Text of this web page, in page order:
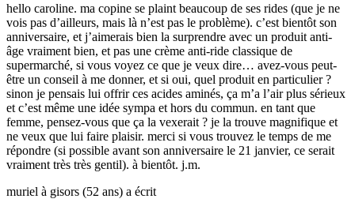
hello caroline. ma copine se plaint beaucoup de ses rides (que je ne
vois pas d’ailleurs, mais là n’est pas le problème). c’est bientôt son
anniversaire, et j’aimerais bien la surprendre avec un produit anti-
âge vraiment bien, et pas une crème anti-ride classique de
supermarché, si vous voyez ce que je veux dire… avez-vous peut-
être un conseil à me donner, et si oui, quel produit en particulier ?
sinon je pensais lui offrir ces acides aminés, ça m’a l’air plus sérieux
et c’est même une idée sympa et hors du commun. en tant que
femme, pensez-vous que ça la vexerait ? je la trouve magnifique et
ne veux que lui faire plaisir. merci si vous trouvez le temps de me
répondre (si possible avant son anniversaire le 21 janvier, ce serait
vraiment très très gentil). à bientôt. j.m.
muriel à gisors (52 ans) a écrit